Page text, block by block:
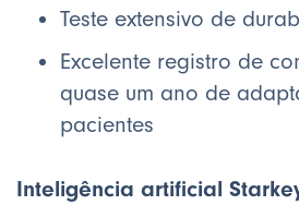
Teste extensivo de
Excelente registro de
quase um ano de
pacientes
Inteligência artificial